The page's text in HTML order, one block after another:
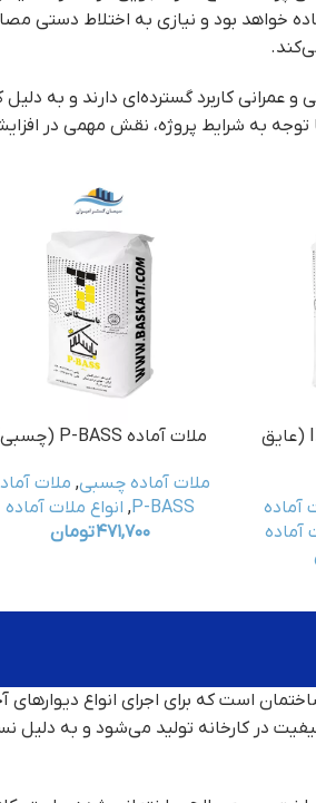
خواهد بود و نیازی به اختلاط دستی
.
عمرانی کاربرد گسترده‌ای دارند و به
به شرایط پروژه، نقش مهمی در
ملات آماده IZO-BASS (عایق
آماده
آماده
ملات آماده P-BASS (چسبی)
ملات آماده چسبی, ملات
P-BASS
, انواع ملات آماده
۴۷۱,۷۰۰تومان
است که برای اجرای انواع
در کارخانه تولید می‌شود و به